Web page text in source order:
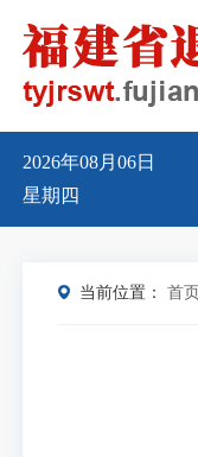
2026年08月06日
星期四
当前位置： 首页